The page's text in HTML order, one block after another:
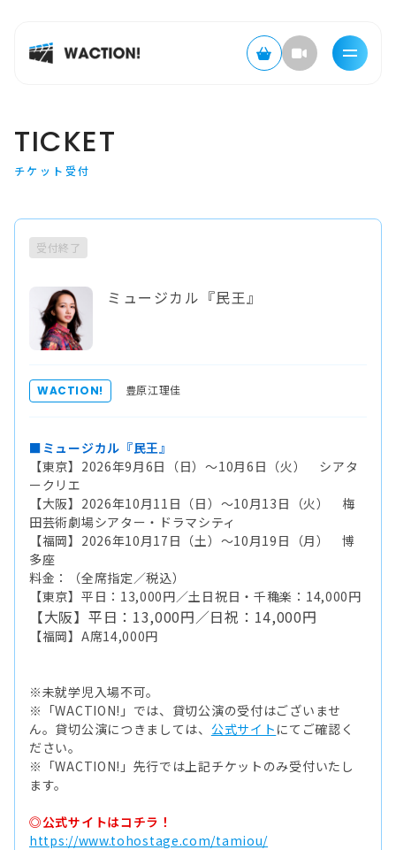
TICKET
チケット受付
受付終了
ミュージカル『民王』
WACTION! 豊原江理佳
■ミュージカル『民王』
【東京】2026年9月6日（日）～10月6日（火） シアタ
ークリエ
【大阪】2026年10月11日（日）～10月13日（火） 梅
田芸術劇場シアター・ドラマシティ
【福岡】2026年10月17日（土）～10月19日（月） 博
多座
料金：（全席指定／税込）
【東京】平日：13,000円／土日祝日・千穐楽：14,000円
【大阪】平日：13,000円／日祝：14,000円
【福岡】A席14,000円
※未就学児入場不可。
※「WACTION!」では、貸切公演の受付はございませ
ん。貸切公演につきましては、 公式サイト にてご確認く
ださい。
※「WACTION!」先行では上記チケットのみ受付いたし
ます。
◎公式サイトはコチラ！
https://www.tohostage.com/tamiou/